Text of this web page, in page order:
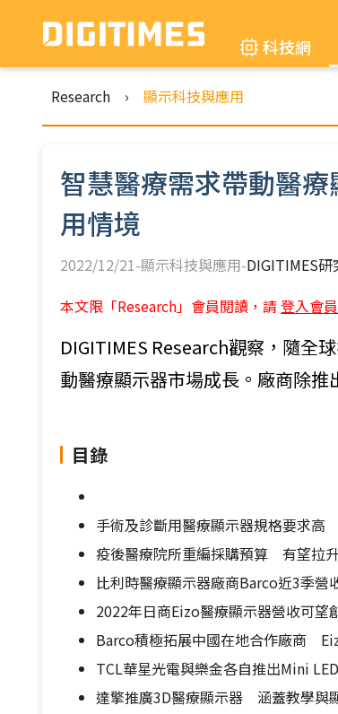
科技網
Research › 顯示科技與應用
智慧醫療需求帶動醫
用情境
2022/12/21-顯示科技與應用-DIGITIMES研
本文限「Research」會員閱讀，請 登入會員
DIGITIMES Research觀察，隨全
動醫療顯示器市場成長。廠商除
目錄
手術及診斷用醫療顯示器規格要求高
疫後醫療院所重編採購預算 有望拉
比利時醫療顯示器廠商Barco近3季營
2022年日商Eizo醫療顯示器營收可望
Barco積極拓展中國在地合作廠商
TCL華星光電與樂金各自推出Mini
達擎推廣3D醫療顯示器 涵蓋教學與